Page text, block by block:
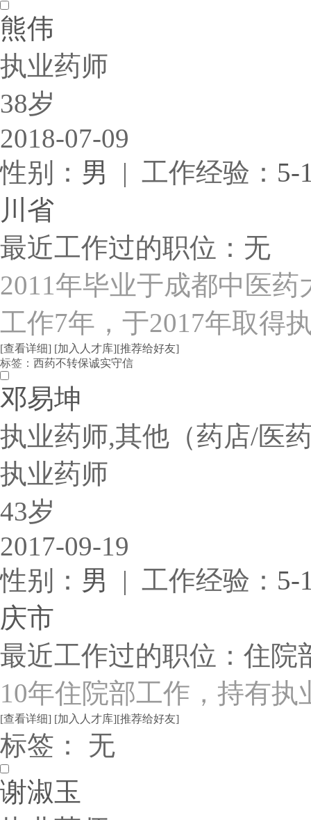
熊伟
执业药师
38岁
2018-07-09
性别： 男 | 工作经验： 5-
川省
最近工作过的职位：无
2011年毕业于成都中医
工作7年，于2017年取得
[查看详细] [加入人才库][推荐给好友]
标签： 西药不转保诚实守信
邓易坤
执业药师,其他（药店/医
执业药师
43岁
2017-09-19
性别： 男 | 工作经验： 5-
庆市
最近工作过的职位：住院
10年住院部工作，持有执
[查看详细] [加入人才库][推荐给好友]
标签： 无
谢淑玉